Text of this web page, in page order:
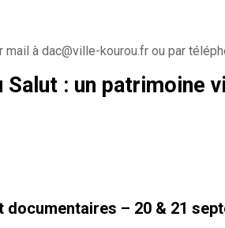
mail à dac@ville-kourou.fr ou par
Salut : un patrimoine
– 20 & 21